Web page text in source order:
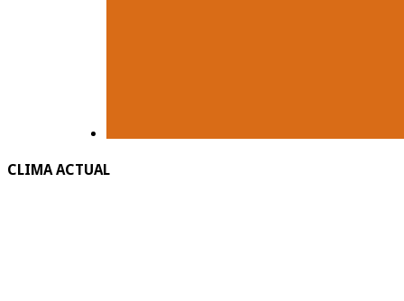
CLIMA ACTUAL